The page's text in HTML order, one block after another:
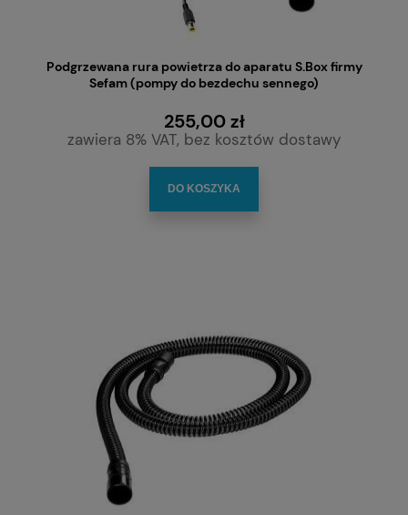
Podgrzewana rura powietrza do aparatu S.Box firmy
Sefam (pompy do bezdechu sennego)
255,00 zł
zawiera 8% VAT, bez kosztów dostawy
DO KOSZYKA